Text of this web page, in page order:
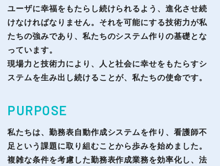
ユーザに幸福をもたらし続けられるよう、進化させ続
けなければなりません。それを可能にする技術力が私
たちの強みであり、私たちのシステム作りの基礎とな
っています。
現場力と技術力により、人と社会に幸せをもたらすシ
ステムを生み出し続けることが、私たちの使命です。
PURPOSE
私たちは、勤務表自動作成システムを作り、看護師不
足という課題に取り組むことから歩みを始めました。
複雑な条件を考慮した勤務表作成業務を効率化し、法